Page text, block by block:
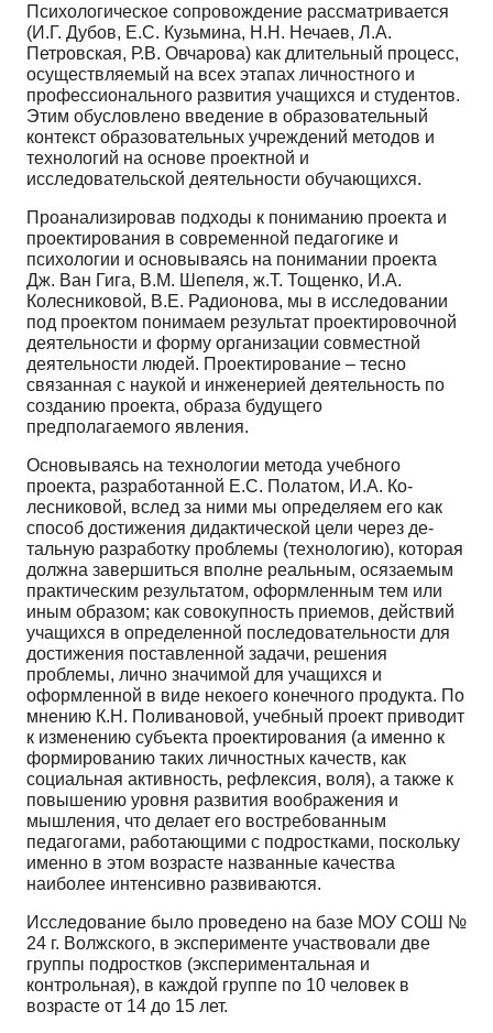
Психологическое сопровождение рассматривается
(И.Г. Дубов, Е.С. Кузьмина, Н.Н. Неча­ев, Л.А.
Петровская, Р.В. Овчарова) как длительный процесс,
осуществляемый на всех этапах лич­ностного и
профессионального развития учащихся и студентов.
Этим обусловлено введение в об­разовательный
контекст образовательных учреждений методов и
технологий на основе проектной и
исследовательской деятельности обучающихся.
Проанализировав подходы к пониманию проекта и
проектирования в современной педаго­гике и
психологии и основываясь на понимании проекта
Дж. Ван Гига, В.М. Шепеля, ж.Т. Тощен­ко, И.А.
Колесниковой, В.Е. Радионова, мы в исследовании
под проектом понимаем результат про­ектировочной
деятельности и форму организации совместной
деятельности людей. Проектирова­ние – тесно
связанная с наукой и инженерией деятельность по
созданию проекта, образа будуще­го
предполагаемого явления.
Основываясь на технологии метода учебного
проекта, разработанной Е.С. Полатом, И.А. Ко­
лесниковой, вслед за ними мы определяем его как
способ достижения дидактической цели через де­
тальную разработку проблемы (технологию), которая
должна завершиться вполне реальным, ося­заемым
практическим результатом, оформленным тем или
иным образом; как совокупность при­емов, действий
учащихся в определенной последовательности для
достижения поставленной за­дачи, решения
проблемы, лично значимой для учащихся и
оформленной в виде некоего конечно­го продукта. По
мнению К.Н. Поливановой, учебный проект приводит
к изменению субъекта про­ектирования (а именно к
формированию таких личностных качеств, как
социальная активность, рефлексия, воля), а также к
повышению уровня развития воображения и
мышления, что делает его востребованным
педагогами, работающими с подростками, поскольку
именно в этом возрасте на­званные качества
наиболее интенсивно развиваются.
Исследование было проведено на базе МОУ СОШ №
24 г. Волжского, в эксперименте участ­вовали две
группы подростков (экспериментальная и
контрольная), в каждой группе по 10 чело­век в
возрасте от 14 до 15 лет.